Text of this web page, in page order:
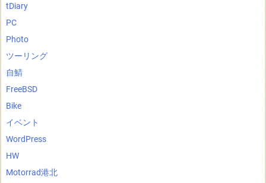
tDiary
PC
Photo
ツーリング
自鯖
FreeBSD
Bike
イベント
WordPress
HW
Motorrad港北